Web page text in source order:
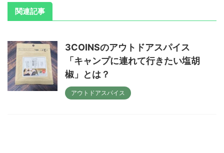
関連記事
3COINSのアウトドアスパイス
「キャンプに連れて行きたい塩胡
椒」とは？
アウトドアスパイス